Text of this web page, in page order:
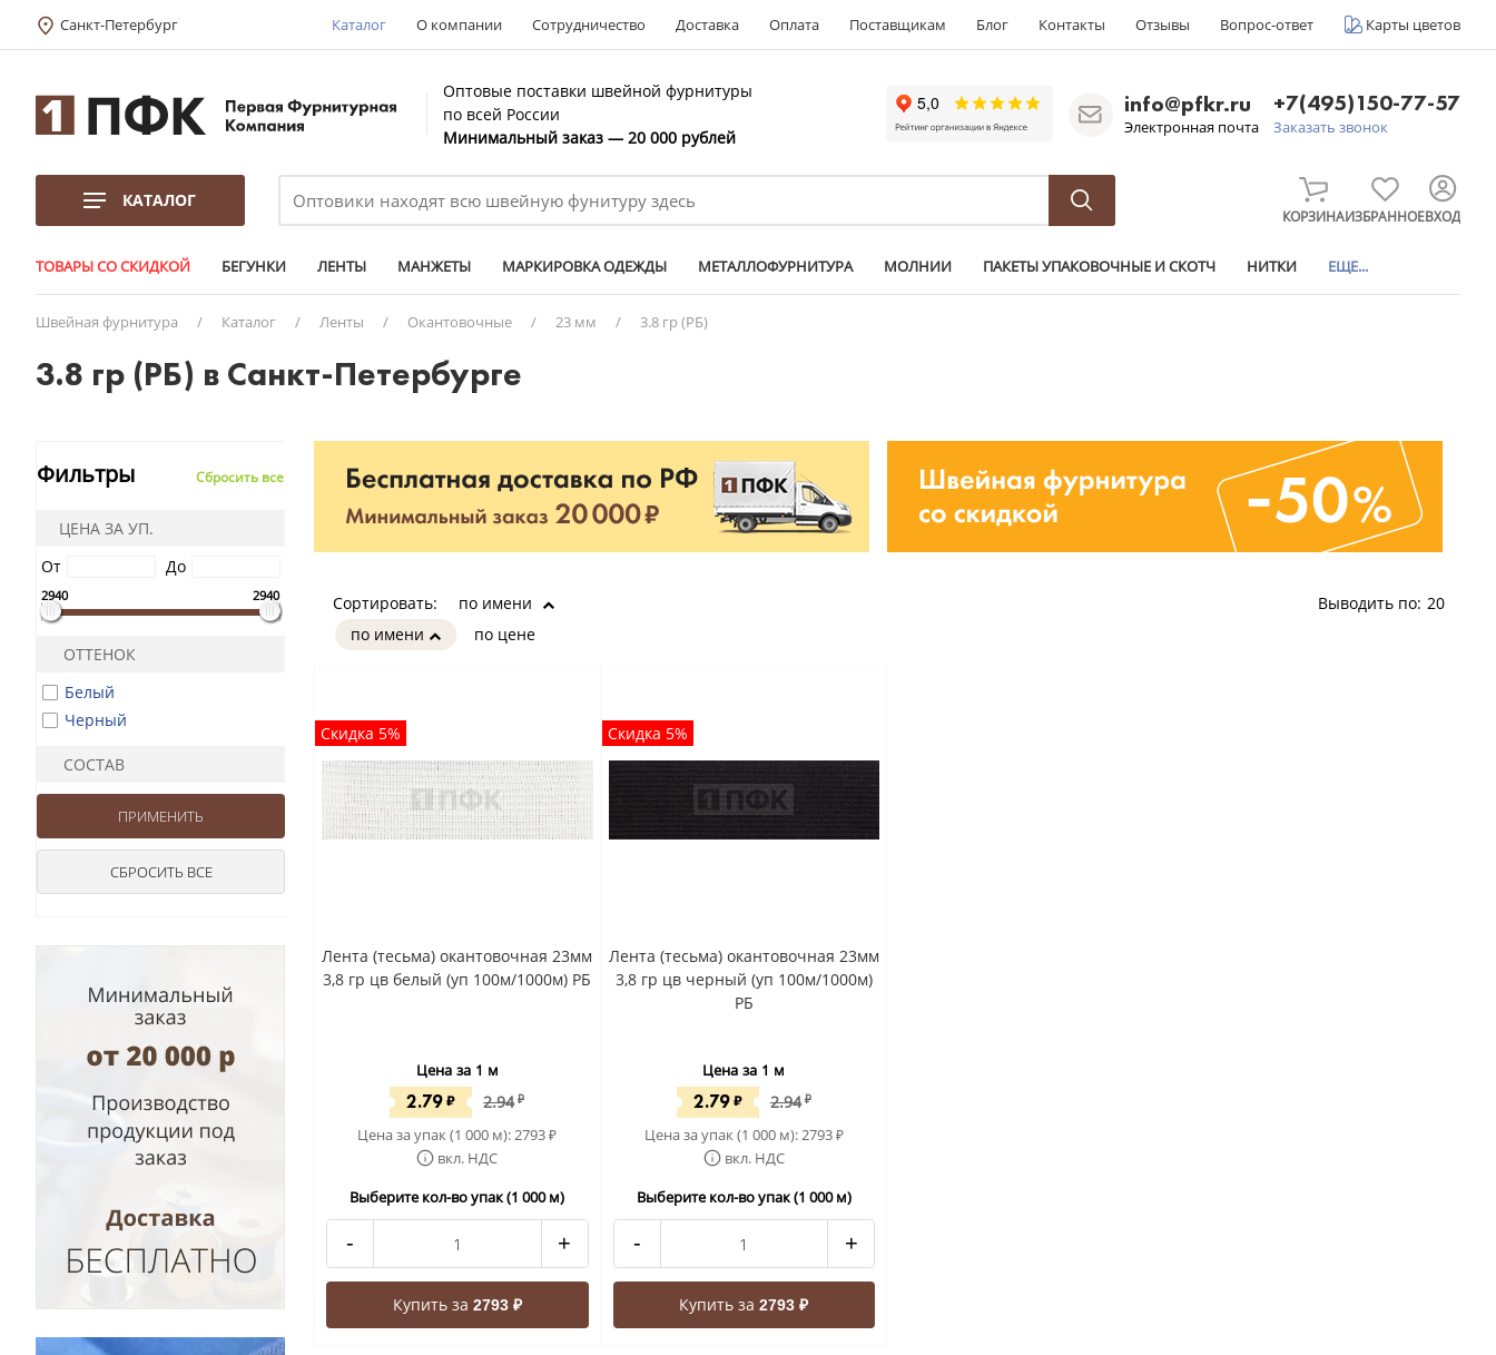
Санкт-Петербург Каталог О компании Сотрудничество Доставка Оплата Поставщикам Блог Контакты Отзывы Вопрос-ответ Карты цветов
Оптовые поставки швейной фурнитуры
по всей России
Минимальный заказ — 20 000 рублей
info@pfkr.ru
Электронная почта
+7(495)150-77-57
Заказать звонок
КАТАЛОГ
КОРЗИНАИЗБРАННОЕВХОД
ТОВАРЫ СО СКИДКОЙ БЕГУНКИ ЛЕНТЫ МАНЖЕТЫ МАРКИРОВКА ОДЕЖДЫ МЕТАЛЛОФУРНИТУРА МОЛНИИ ПАКЕТЫ УПАКОВОЧНЫЕ И СКОТЧ НИТКИ ЕЩЕ...
Швейная фурнитура / Каталог / Ленты / Окантовочные / 23 мм / 3.8 гр (РБ)
3.8 гр (РБ) в Санкт-Петербурге
Фильтры Сбросить все
ЦЕНА ЗА УП.
От
До
2940 2940
ОТТЕНОК
Белый
Черный
СОСТАВ
Сортировать:
по имени
по цене
по имени Выводить по: 20
Скидка 5%
Лента (тесьма) окантовочная 23мм
3,8 гр цв белый (уп 100м/1000м) РБ
Цена за 1 м
2.79₽ 2.94 ₽
Цена за упак (1 000 м):2793₽
вкл. НДС
Выберите кол-во упак (1 000 м)
- +
Купить за 2793 ₽
Скидка 5%
Лента (тесьма) окантовочная 23мм
3,8 гр цв черный (уп 100м/1000м)
РБ
Цена за 1 м
2.79₽ 2.94 ₽
Цена за упак (1 000 м):2793₽
вкл. НДС
Выберите кол-во упак (1 000 м)
- +
Купить за2793 ₽